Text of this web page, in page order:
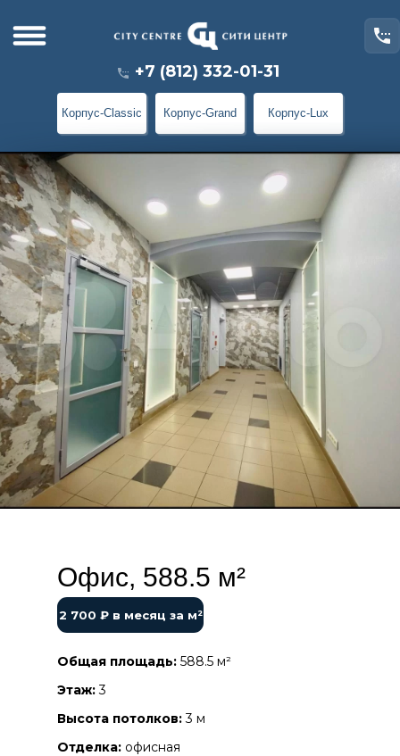
Корпус-Grand Корпус-Lux
Корпус-Classic
+7 (812) 332-01-31
Общая площадь: 588.5 м²
Этаж:3
Высота потолков:3 м
Отделка: офисная
2 700 ₽ в месяц за м²
Офис, 588.5 м²